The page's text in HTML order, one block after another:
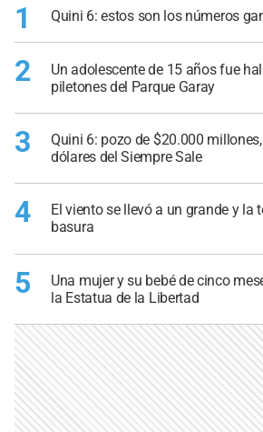
1 Quini 6: estos son los números
2
Un adolescente de 15 años fue
piletones del Parque Garay
3
Quini 6: pozo de $20.000
dólares del Siempre Sale
4
El viento se llevó a un grande y la
basura
5
Una mujer y su bebé de cinco
la Estatua de la Libertad